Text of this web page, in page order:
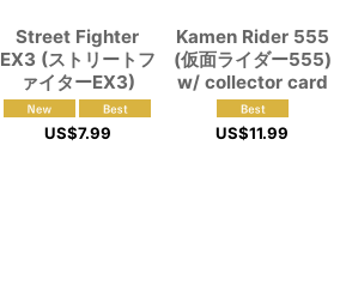
Street Fighter
EX3 (ストリートフ
ァイターEX3)
US$7.99
Kamen Rider 555
(仮面ライダー555)
w/ collector card
US$11.99